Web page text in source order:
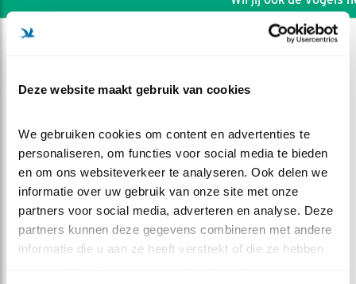
Deze website maakt gebruik van cookies
We gebruiken cookies om content en advertenties te
personaliseren, om functies voor social media te bieden
en om ons websiteverkeer te analyseren. Ook delen we
informatie over uw gebruik van onze site met onze
partners voor social media, adverteren en analyse. Deze
partners kunnen deze gegevens combineren met andere
informatie die u aan ze heeft verstrekt of die ze hebben